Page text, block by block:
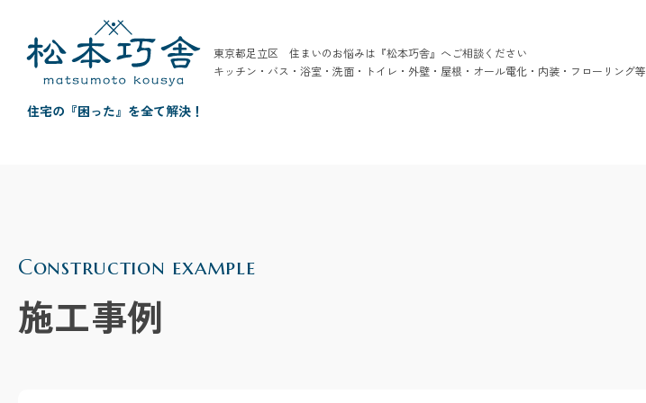
住宅の『困った』を全て解決！
東京都足立区 住まいのお悩みは『松本巧舎』へご相談ください
キッチン・バス・浴室・洗面・トイレ・外壁・屋根・オール電化・内装・フローリング等
Construction example
施工事例